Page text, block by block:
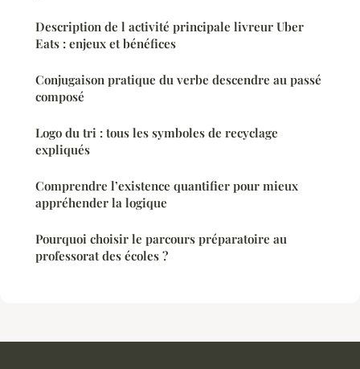
Description de l activité principale livreur Uber
Eats : enjeux et bénéfices
Conjugaison pratique du verbe descendre au passé
composé
Logo du tri : tous les symboles de recyclage
expliqués
Comprendre l’existence quantifier pour mieux
appréhender la logique
Pourquoi choisir le parcours préparatoire au
professorat des écoles ?